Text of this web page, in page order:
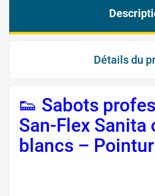
Détails du
👟 Sabots
San-Flex Sanita
blancs –